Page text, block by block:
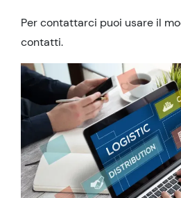
Per contattarci puoi usare il
contatti.